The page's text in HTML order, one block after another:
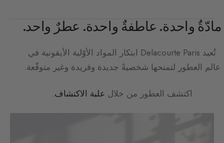
مادّةٌ واحدة. عاطفةٌ واحدة. عطرٌ واحد.
تُعيد Delacourte Paris ابتكار المواد الأوّلية الأيقونية في
عالم العطور لتمنحها شخصيةً جديدة وفريدة وغير متوقّعة.
اكتشف العطور من خلال علبة الاكتشاف.